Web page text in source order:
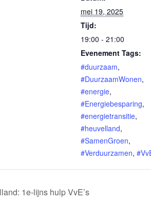
mei 19, 2025
Tijd:
19:00 - 21:00
Evenement Tags:
#duurzaam,
#DuurzaamWonen,
#energie,
#Energiebesparing,
#energietransitie,
#heuvelland,
#SamenGroen,
#Verduurzamen,
1e-lijns hulp VvE’s